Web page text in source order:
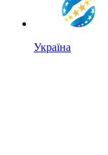
Україна